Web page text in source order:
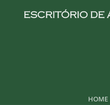
HOME